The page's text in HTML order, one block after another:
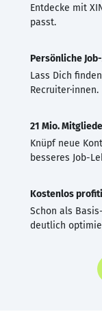
Entdecke mit
passt.
Persönliche
Lass Dich
Recruiter·innen.
21 Mio.
Knüpf neue
besseres Job-
Kostenlos
Schon als
deutlich